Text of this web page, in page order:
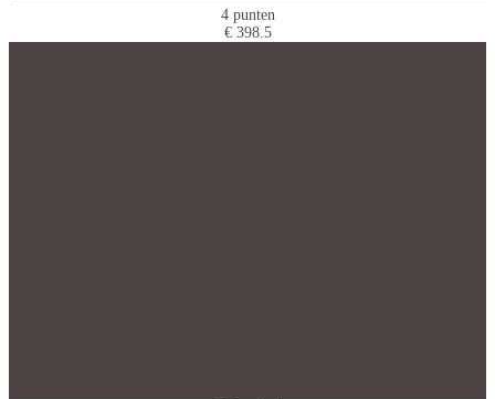
4 punten
€ 398.5